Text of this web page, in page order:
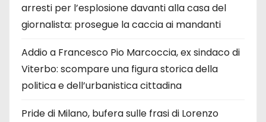
arresti per l’esplosione davanti alla casa del
giornalista: prosegue la caccia ai mandanti
Addio a Francesco Pio Marcoccia, ex sindaco di
Viterbo: scompare una figura storica della
politica e dell’urbanistica cittadina
Pride di Milano, bufera sulle frasi di Lorenzo